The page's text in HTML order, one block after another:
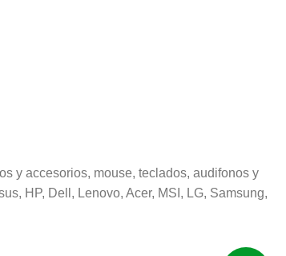
y accesorios, mouse, teclados, audifonos y
HP, Dell, Lenovo, Acer, MSI, LG, Samsung,